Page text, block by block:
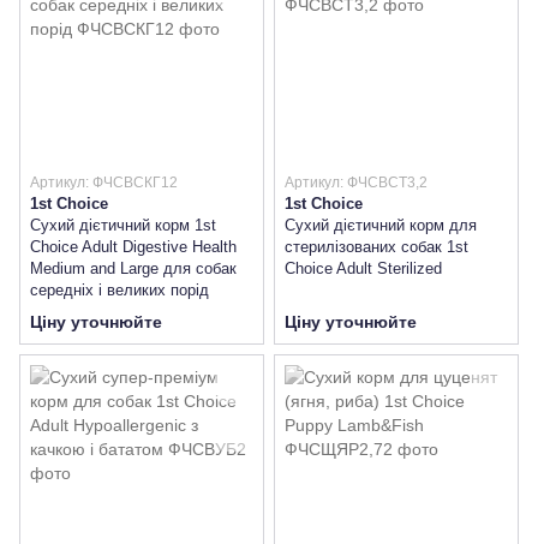
Артикул: ФЧСВСКГ12
1st Choice
Сухий дієтичний корм 1st
Choice Adult Digestive Health
Medium and Large для собак
середніх і великих порід
Ціну уточнюйте
Артикул: ФЧСВСТ3,2
1st Choice
Сухий дієтичний корм для
стерилізованих собак 1st
Choice Adult Sterilized
Ціну уточнюйте